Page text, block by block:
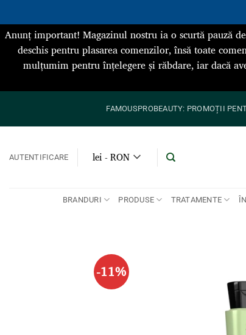
Anunț important! Magazinul nostru ia o scurtă pauză
deschis pentru plasarea comenzilor, însă toate
mulțumim pentru înțelegere și răbdare, iar dacă
content
FAMOUSPROBEAUTY: PROMOȚII
AUTENTIFICARE lei - RON
BRANDURI PRODUSE TRATAMENTE
-11%